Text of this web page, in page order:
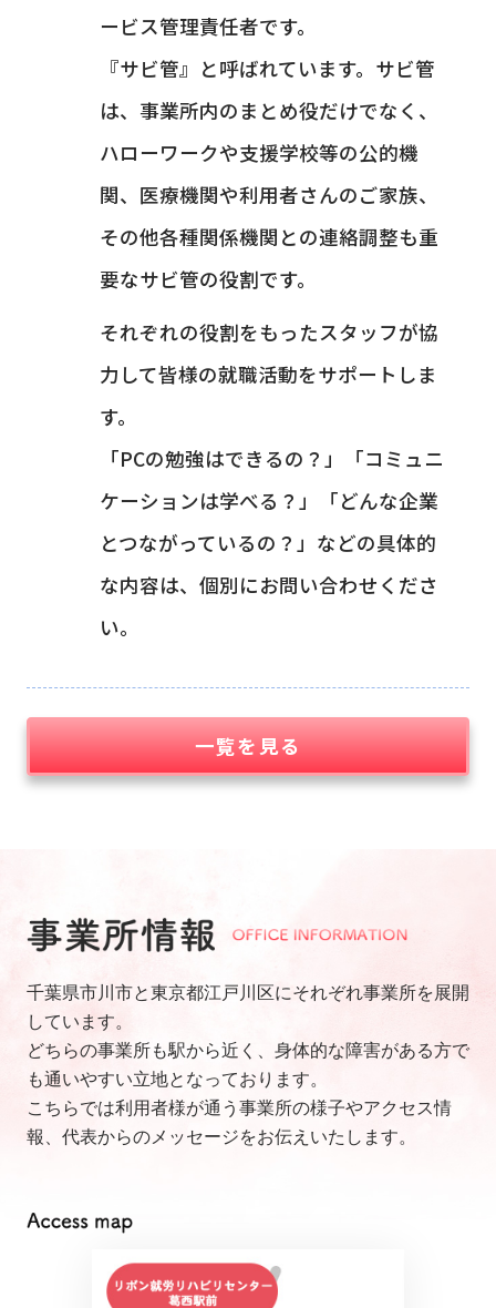
ービス管理責任者です。
『サビ管』と呼ばれています。サビ管
は、事業所内のまとめ役だけでなく、
ハローワークや支援学校等の公的機
関、医療機関や利用者さんのご家族、
その他各種関係機関との連絡調整も重
要なサビ管の役割です。
それぞれの役割をもったスタッフが協
力して皆様の就職活動をサポートしま
す。
「PCの勉強はできるの？」「コミュニ
ケーションは学べる？」「どんな企業
とつながっているの？」などの具体的
な内容は、個別にお問い合わせくださ
い。
一覧を見る
千葉県市川市と東京都江戸川区にそれぞれ事業所を展開
しています。
どちらの事業所も駅から近く、身体的な障害がある方で
も通いやすい立地となっております。
こちらでは利用者様が通う事業所の様子やアクセス情
報、代表からのメッセージをお伝えいたします。